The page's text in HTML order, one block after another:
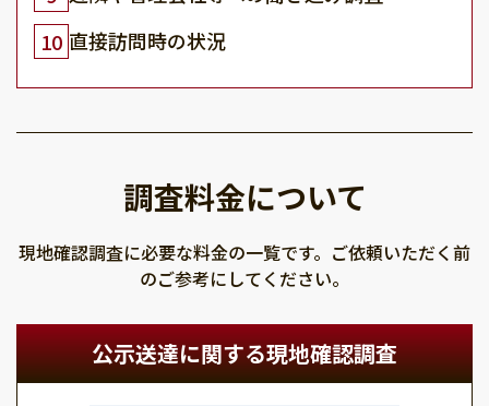
10 直接訪問時の状況
調査料金について
現地確認調査に必要な料金の一覧です。ご依頼いただく前
のご参考にしてください。
公示送達に関する現地確認調査